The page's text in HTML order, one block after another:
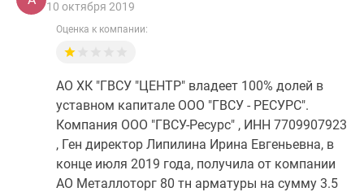
10 октября 2019
Оценка к компании:
АО ХК "ГВСУ "ЦЕНТР" владеет 100% долей в
уставном капитале ООО "ГВСУ - РЕСУРС".
Компания ООО "ГВСУ-Ресурс" , ИНН 7709907923
, Ген директор Липилина Ирина Евгеньевна, в
конце июля 2019 года, получила от компании
АО Металлоторг 80 тн арматуры на сумму 3.5